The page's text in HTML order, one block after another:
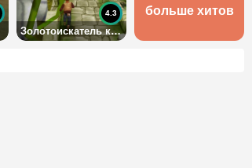
Золотоискатель как Сабвей Серф
4.3
больше хитов